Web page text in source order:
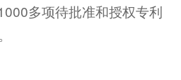
多项待批准和授权专利